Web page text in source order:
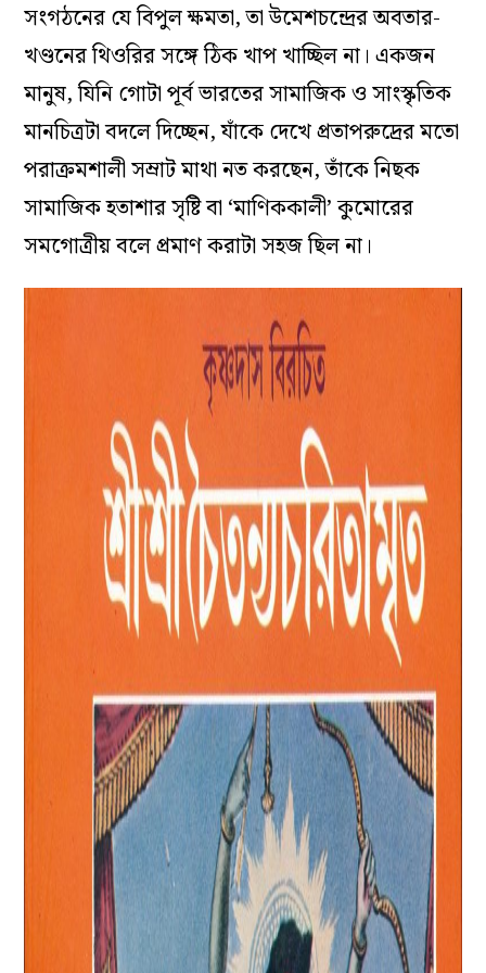
সংগঠনের যে বিপুল ক্ষমতা, তা উমেশচন্দ্রের অবতার-
খণ্ডনের থিওরির সঙ্গে ঠিক খাপ খাচ্ছিল না। একজন
মানুষ, যিনি গোটা পূর্ব ভারতের সামাজিক ও সাংস্কৃতিক
মানচিত্রটা বদলে দিচ্ছেন, যাঁকে দেখে প্রতাপরুদ্রের মতো
পরাক্রমশালী সম্রাট মাথা নত করছেন, তাঁকে নিছক
সামাজিক হতাশার সৃষ্টি বা ‘মাণিককালী’ কুমোরের
সমগোত্রীয় বলে প্রমাণ করাটা সহজ ছিল না।